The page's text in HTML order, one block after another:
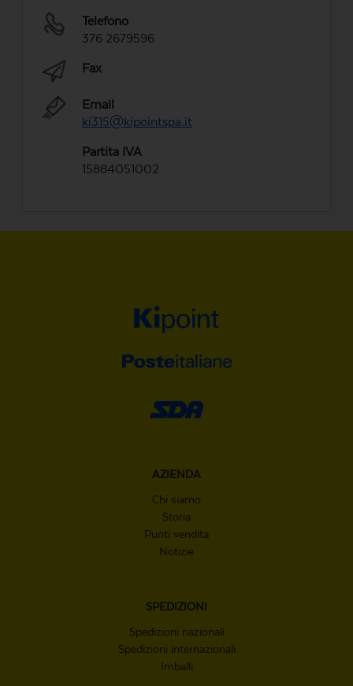
Telefono
376 2679596
Fax
Email
ki315@kipointspa.it
Partita IVA
15884051002
AZIENDA
Chi siamo
Storia
Punti vendita
Notizie
SPEDIZIONI
Spedizioni nazionali
Spedizioni internazionali
Imballi